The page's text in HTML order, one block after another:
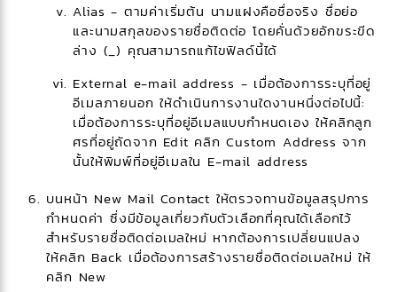
Alias - ตามค่าเริ่มต้น นามแฝงคือชื่อจริง ชื่อย่อ
และนามสกุลของรายชื่อติดต่อ โดยคั่นด้วยอักขระขีด
ล่าง (_) คุณสามารถแก้ไขฟิลด์นี้ได้
External e-mail address - เมื่อต้องการระบุที่อยู่
อีเมลภายนอก ให้ดำเนินการงานใดงานหนึ่งต่อไปนี้:
เมื่อต้องการระบุที่อยู่อีเมลแบบกำหนดเอง ให้คลิกลูก
ศรที่อยู่ถัดจาก Edit คลิก Custom Address จาก
นั้นให้พิมพ์ที่อยู่อีเมลใน E-mail address
บนหน้า New Mail Contact ให้ตรวจทานข้อมูลสรุปการ
กำหนดค่า ซึ่งมีข้อมูลเกี่ยวกับตัวเลือกที่คุณได้เลือกไว้
สำหรับรายชื่อติดต่อเมลใหม่ หากต้องการเปลี่ยนแปลง
ให้คลิก Back เมื่อต้องการสร้างรายชื่อติดต่อเมลใหม่ ให้
คลิก New